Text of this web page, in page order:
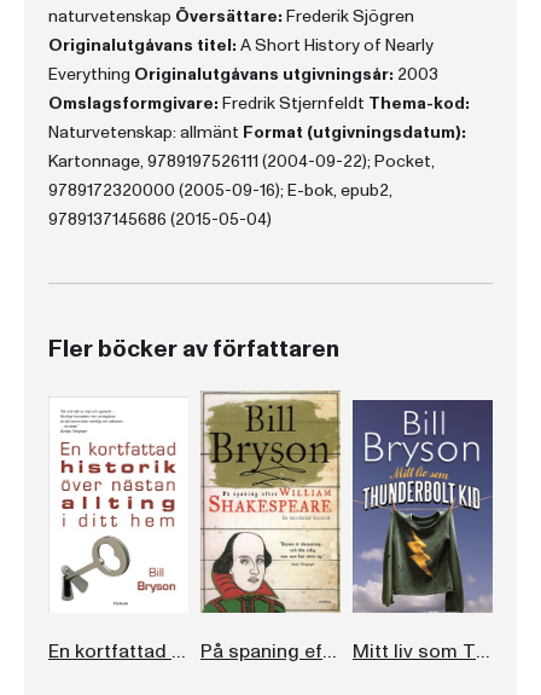
naturvetenskap Översättare: Frederik Sjögren
Originalutgåvans titel: A Short History of Nearly
Everything Originalutgåvans utgivningsår: 2003
Omslagsformgivare: Fredrik Stjernfeldt Thema-kod:
Naturvetenskap: allmänt Format (utgivningsdatum):
Kartonnage, 9789197526111 (2004-09-22); Pocket,
9789172320000 (2005-09-16); E-bok, epub2,
9789137145686 (2015-05-04)
Fler böcker av författaren
En kortfattad historik över nästan allting i ditt hem På spaning efter William Shakespeare Mitt liv som Thunderbolt Kid